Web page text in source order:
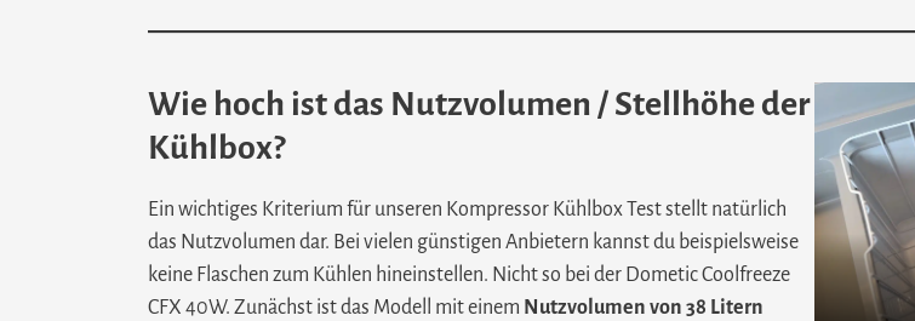
Wie hoch ist das Nutzvolumen / Stellhöhe der
Kühlbox?
Ein wichtiges Kriterium für unseren Kompressor Kühlbox Test stellt natürlich
das Nutzvolumen dar. Bei vielen günstigen Anbietern kannst du beispielsweise
keine Flaschen zum Kühlen hineinstellen. Nicht so bei der Dometic Coolfreeze
CFX 40W. Zunächst ist das Modell mit einem Nutzvolumen von 38 Litern